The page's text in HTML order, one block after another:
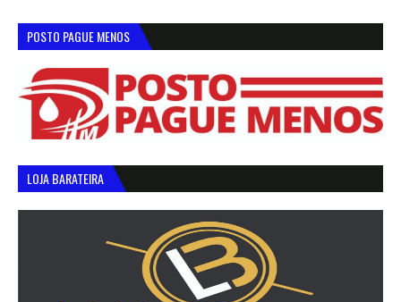
POSTO PAGUE MENOS
LOJA BARATEIRA